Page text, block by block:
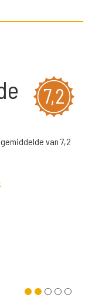
7,2
van 7,2